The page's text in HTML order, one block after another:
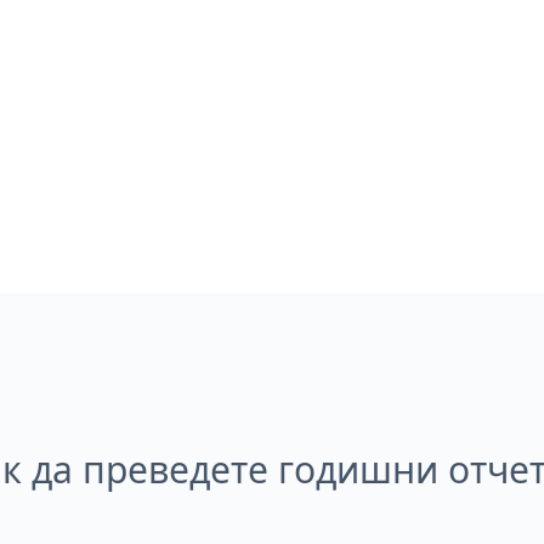
да преведете годишни